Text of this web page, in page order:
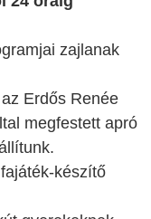
zajlanak
Erdős Renée
megfestett apró
készítő